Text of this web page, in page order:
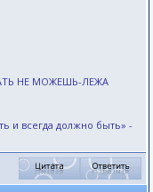
НЕ МОЖЕШЬ-ЛЕЖА
и всегда должно быть» -